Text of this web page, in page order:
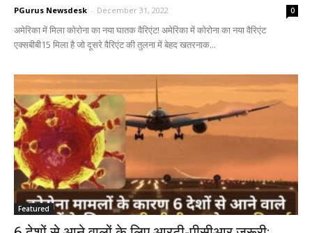
PGurus Newsdesk - December 31, 2022 0
अमेरिका में मिला कोरोना का नया घातक वैरिएंट! अमेरिका में कोरोना का नया वैरिएंट
एक्सबीबी15 मिला है जो दूसरे वैरिएंट की तुलना में बेहद खतरनाक...
Featured